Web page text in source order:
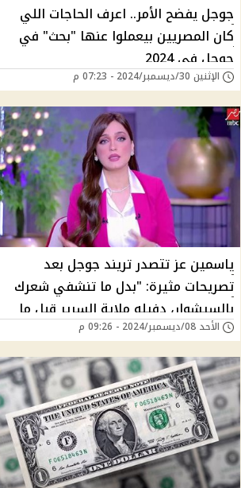
جوجل يفضح الأمر.. اعرف الحاجات اللي
كان المصريين بيعملوا عنها "بحث" في
جوجل في 2024
الإثنين 30/ديسمبر/2024 - 07:23 م
ياسمين عز تتصدر تريند جوجل بعد
تصريحات مثيرة: "بدل ما تنشفي شعرك
بالسيشوار، دفيله ملاية السرير قبل ما
ينام"
الأحد 08/ديسمبر/2024 - 09:26 م